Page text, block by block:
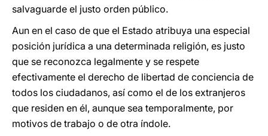
salvaguarde el justo orden público.
Aun en el caso de que el Estado atribuya una especial
posición jurídica a una determinada religión, es justo
que se reconozca legalmente y se respete
efectivamente el derecho de libertad de conciencia de
todos los ciudadanos, así como el de los extranjeros
que residen en él, aunque sea temporalmente, por
motivos de trabajo o de otra índole.